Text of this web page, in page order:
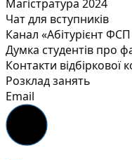
Магістратура 2024
Чат для вступників
Канал «Абітурієнт
Думка студентів про
Контакти відбіркової
Розклад занять
Email